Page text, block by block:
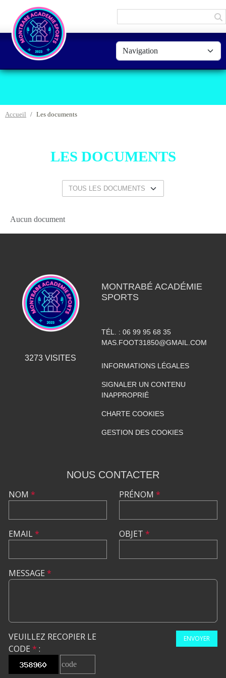
Accueil Les documents
LES DOCUMENTS
Aucun document
3273 VISITES
MONTRABÉ ACADÉMIE
SPORTS
TÉL. : 06 99 95 68 35
MAS.FOOT31850@GMAIL.COM
INFORMATIONS LÉGALES
SIGNALER UN CONTENU
INAPPROPRIÉ
CHARTE COOKIES
GESTION DES COOKIES
NOUS CONTACTER
NOM *
EMAIL*
PRÉNOM *
OBJET *
MESSAGE *
VEUILLEZ RECOPIER LE
CODE * :
ENVOYER
Panneau de gestion des cookies